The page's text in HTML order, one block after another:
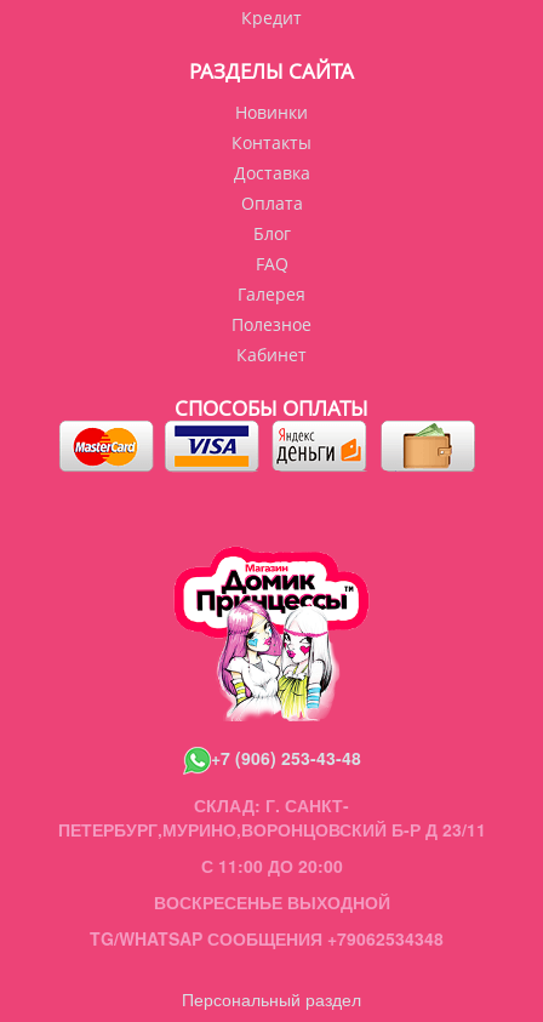
Кредит
РАЗДЕЛЫ САЙТА
Новинки
Контакты
Доставка
Оплата
Блог
FAQ
Галерея
Полезное
Кабинет
СПОСОБЫ ОПЛАТЫ
+7 (906) 253-43-48
СКЛАД: Г. САНКТ-
ПЕТЕРБУРГ,МУРИНО,ВОРОНЦОВСКИЙ Б-Р Д 23/11
С 11:00 ДО 20:00
ВОСКРЕСЕНЬЕ ВЫХОДНОЙ
TG/WHATSAP СООБЩЕНИЯ +79062534348
Персональный раздел